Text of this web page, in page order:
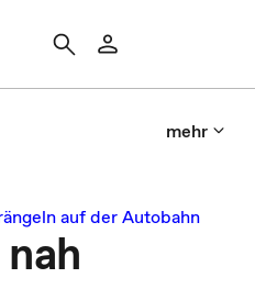
mehr
auf der Autobahn